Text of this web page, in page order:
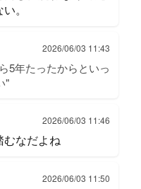
。
2026/06/03 11:43
5年たったからといっ
"
2026/06/03 11:46
むなだよね
2026/06/03 11:50